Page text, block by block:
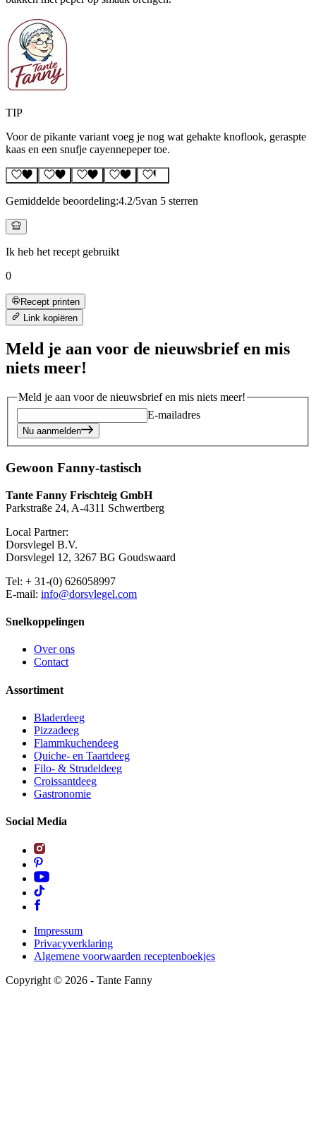
TIP
Voor de pikante variant voeg je nog wat gehakte knoflook, geraspte
kaas en een snufje cayennepeper toe.
Gemiddelde beoordeling:4.2/5van 5 sterren
Ik heb het recept gebruikt
0
Recept printen
Link kopiëren
Meld je aan voor de nieuwsbrief en mis
niets meer!
Meld je aan voor de nieuwsbrief en mis niets meer!
E-mailadres
Nu aanmelden
Gewoon Fanny-tastisch
Tante Fanny Frischteig GmbH
Parkstraße 24, A-4311 Schwertberg
Local Partner:
Dorsvlegel B.V.
Dorsvlegel 12, 3267 BG Goudswaard
Tel: + 31-(0) 626058997
E-mail: info@dorsvlegel.com
Snelkoppelingen
Over ons
Contact
Assortiment
Bladerdeeg
Pizzadeeg
Flammkuchendeeg
Quiche- en Taartdeeg
Filo- & Strudeldeeg
Croissantdeeg
Gastronomie
Social Media
Impressum
Privacyverklaring
Algemene voorwaarden receptenboekjes
Copyright © 2026 - Tante Fanny